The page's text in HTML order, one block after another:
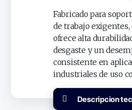
Fabricado para
de trabajo
ofrece alta
desgaste y un
consistente en
industriales de uso
Descripcion